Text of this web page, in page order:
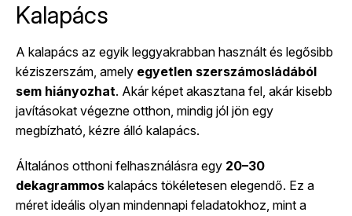
Kalapács
A kalapács az egyik leggyakrabban használt és legősibb
kéziszerszám, amely egyetlen szerszámosládából
sem hiányozhat. Akár képet akasztana fel, akár kisebb
javításokat végezne otthon, mindig jól jön egy
megbízható, kézre álló kalapács.
Általános otthoni felhasználásra egy 20–30
dekagrammos kalapács tökéletesen elegendő. Ez a
méret ideális olyan mindennapi feladatokhoz, mint a